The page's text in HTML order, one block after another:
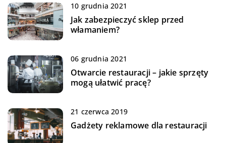
10 grudnia 2021
Jak zabezpieczyć sklep przed
włamaniem?
06 grudnia 2021
Otwarcie restauracji – jakie sprzęty
mogą ułatwić pracę?
21 czerwca 2019
Gadżety reklamowe dla restauracji